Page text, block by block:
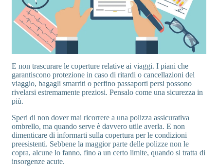
E non trascurare le coperture relative ai viaggi. I piani che
garantiscono protezione in caso di ritardi o cancellazioni del
viaggio, bagagli smarriti o perfino passaporti persi possono
rivelarsi estremamente preziosi. Pensalo come una sicurezza in
più.
Speri di non dover mai ricorrere a una polizza assicurativa
ombrello, ma quando serve è davvero utile averla. E non
dimenticare di informarti sulla copertura per le condizioni
preesistenti. Sebbene la maggior parte delle polizze non le
copra, alcune lo fanno, fino a un certo limite, quando si tratta di
insorgenze acute.